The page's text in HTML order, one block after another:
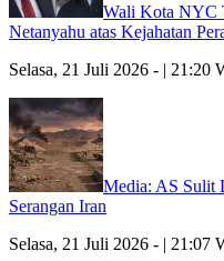
Wali Kota NYC
Netanyahu atas Kejahatan
Selasa, 21 Juli 2026 - | 21:20
Media: AS Sulit
Serangan Iran
Selasa, 21 Juli 2026 - | 21:07